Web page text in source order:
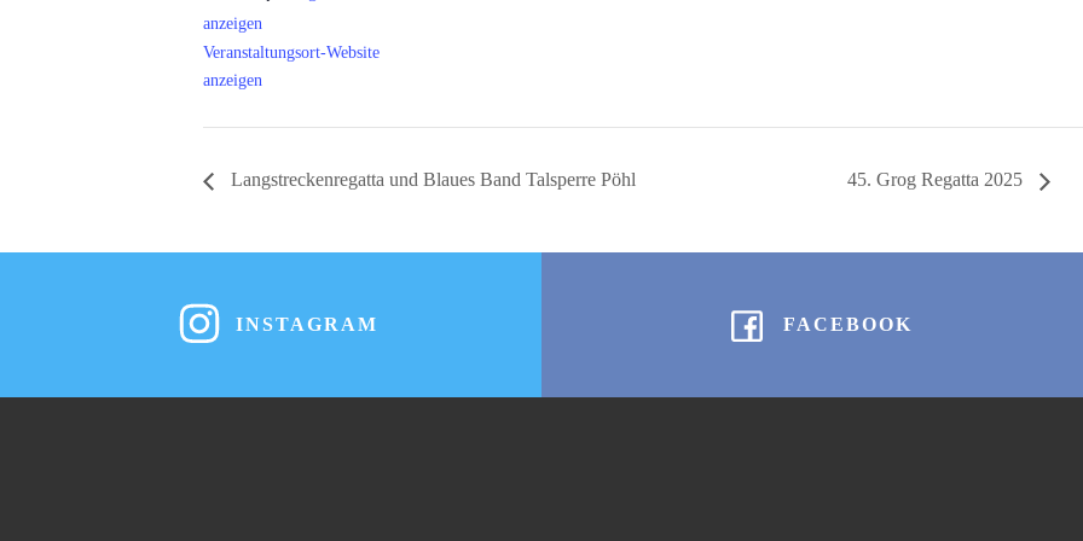
anzeigen
Veranstaltungsort-Website
anzeigen
Langstreckenregatta und Blaues Band Talsperre Pöhl 45. Grog Regatta 2025
INSTAGRAM FACEBOOK